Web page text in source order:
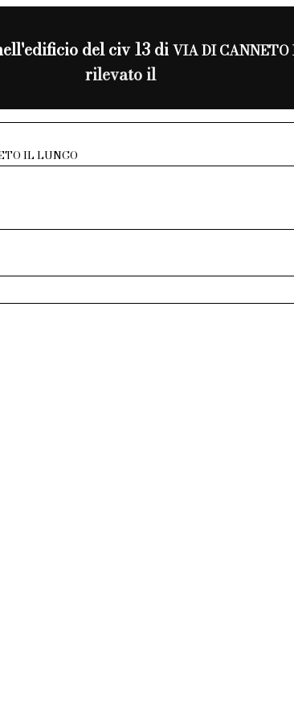
del civ 13 diVIA DI CANNETO
rilevato il
IL LUNGO